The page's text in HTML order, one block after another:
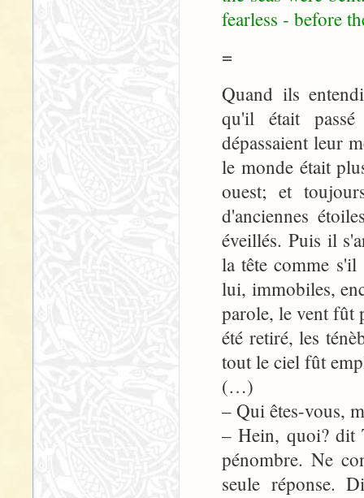
fearless - before
=
Quand ils
qu'il était
dépassaient leur
le monde était
ouest; et
d'anciennes
éveillés. Puis il
la tête comme s'il
lui, immobiles,
parole, le vent fût
été retiré, les
tout le ciel fût
(…)
– Qui êtes-vous,
– Hein, quoi? dit
pénombre. Ne
seule réponse.